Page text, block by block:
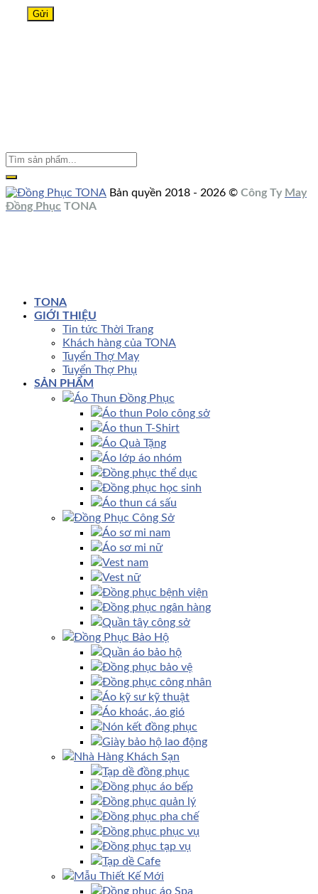
Bản quyền 2018 - 2026 © Công Ty May
Đồng Phục TONA
TONA
GIỚI THIỆU
Tin tức Thời Trang
Khách hàng của TONA
Tuyển Thợ May
Tuyển Thợ Phụ
SẢN PHẨM
Áo Thun Đồng Phục
Áo thun Polo công sở
Áo thun T-Shirt
Áo Quà Tặng
Áo lớp áo nhóm
Đồng phục thể dục
Đồng phục học sinh
Áo thun cá sấu
Đồng Phục Công Sở
Áo sơ mi nam
Áo sơ mi nữ
Vest nam
Vest nữ
Đồng phục bệnh viện
Đồng phục ngân hàng
Quần tây công sở
Đồng Phục Bảo Hộ
Quần áo bảo hộ
Đồng phục bảo vệ
Đồng phục công nhân
Áo kỹ sư kỹ thuật
Áo khoác, áo gió
Nón kết đồng phục
Giày bảo hộ lao động
Nhà Hàng Khách Sạn
Tạp dề đồng phục
Đồng phục áo bếp
Đồng phục quản lý
Đồng phục pha chế
Đồng phục phục vụ
Đồng phục tạp vụ
Tạp dề Cafe
Mẫu Thiết Kế Mới
Đồng phục áo Spa